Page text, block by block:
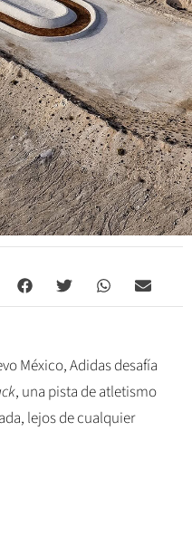
México, Adidas desafía
, una pista de atletismo
lejos de cualquier